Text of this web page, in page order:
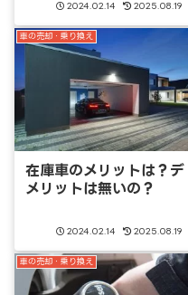
2024.02.14 2025.08.19
車の売却・乗り換え
在庫車のメリットは？デ
メリットは無いの？
2024.02.14 2025.08.19
車の売却・乗り換え